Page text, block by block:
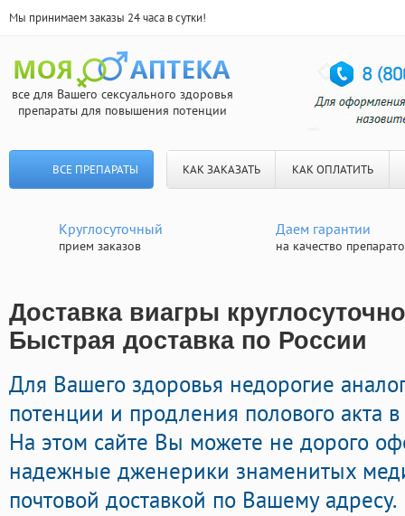
Мы принимаем заказы 24 часа в сутки!
все для Вашего сексуального здоровья
препараты для повышения потенции
ВСЕ ПРЕПАРАТЫ КАК ЗАКАЗАТЬ КАК ОПЛАТИТЬ
Круглосуточный
прием заказов
Даем гарантии
на качество
Доставка виагры
Быстрая доставка по России
Для Вашего здоровья недорогие
потенции и продления полового акта
На этом сайте Вы можете не дорого
надежные дженерики знаменитых
почтовой доставкой по Вашему адресу.